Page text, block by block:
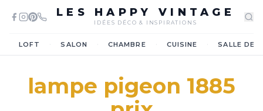
LES HAPPY VINTAGE
IDÉES DÉCO & INSPIRATIONS
LOFT SALON CHAMBRE CUISINE SALLE DE
lampe pigeon 1885